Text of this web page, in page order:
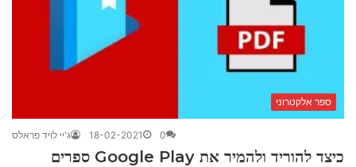
ספר אלקטרוני
ג'יי לויד פראלס 18-02-2021 0
כיצד להוריד ולהמיר את Google Play ספרים